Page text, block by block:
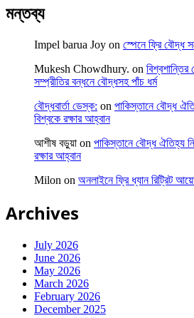
মন্তব্য
Impel barua Joy on স্পেনে ফ্রি বৌদ্ধ
Mukesh Chowdhury. on
সম্প্রীতির বন্ধনে বৌদ্ধসহ পাঁচ ধর্ম
বৌদ্ধবার্তা ডেস্ক: on পাকিস্তানে বৌদ্ধ
বিশ্বকে রক্ষার আহ্বান
আশীষ বড়ুয়া on পাকিস্তানে বৌদ্ধ ঐতিহ্য
রক্ষার আহ্বান
Milon on অনলাইনে ফ্রি ধ্যান রিট্রিট
Archives
July 2026
June 2026
May 2026
March 2026
February 2026
December 2025